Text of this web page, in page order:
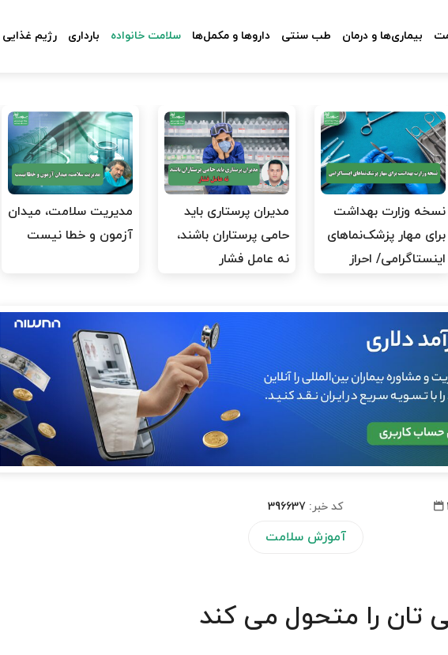
بیماری‌ها و درمان طب سنتی داروها و مکمل‌ها سلامت خانواده بارداری رژیم غذایی
نسخه وزارت بهداشت
برای مهار پزشک‌نماهای
اینستاگرامی/ احراز
مدیران پرستاری باید
حامی پرستاران باشند،
نه عامل فشار
مدیریت سلامت، میدان
آزمون و خطا نیست
کد خبر: 396637
آموزش سلامت